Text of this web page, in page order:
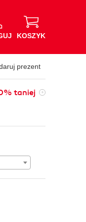
KOSZYK
prezent
taniej